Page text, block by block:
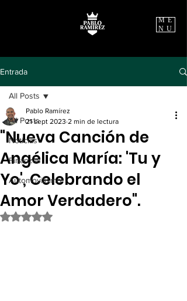
ME
NU
Entrada
All Posts
Noticias
Finanzas
Automovilismo
All Posts
"Nueva Canción de
Angélica María: 'Tu y
Yo', Celebrando el
Amor Verdadero".
Pablo Ramírez
21 sept 2023 2 min de lectura
Obtuvo NaN de 5 estrellas.